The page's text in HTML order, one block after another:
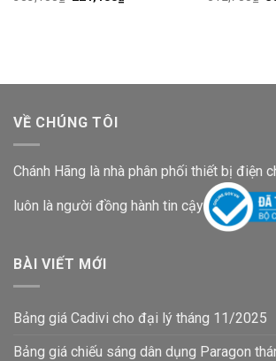
hiện
VỀ CHÚNG TÔI
Chánh Hãng là nhà phân phối thiết bị điện
luôn là người đồng hành tin cậy
BÀI VIẾT MỚI
Bảng giá Cadivi cho đại lý tháng 11/2025
Bảng giá chiếu sáng dân dụng Paragon